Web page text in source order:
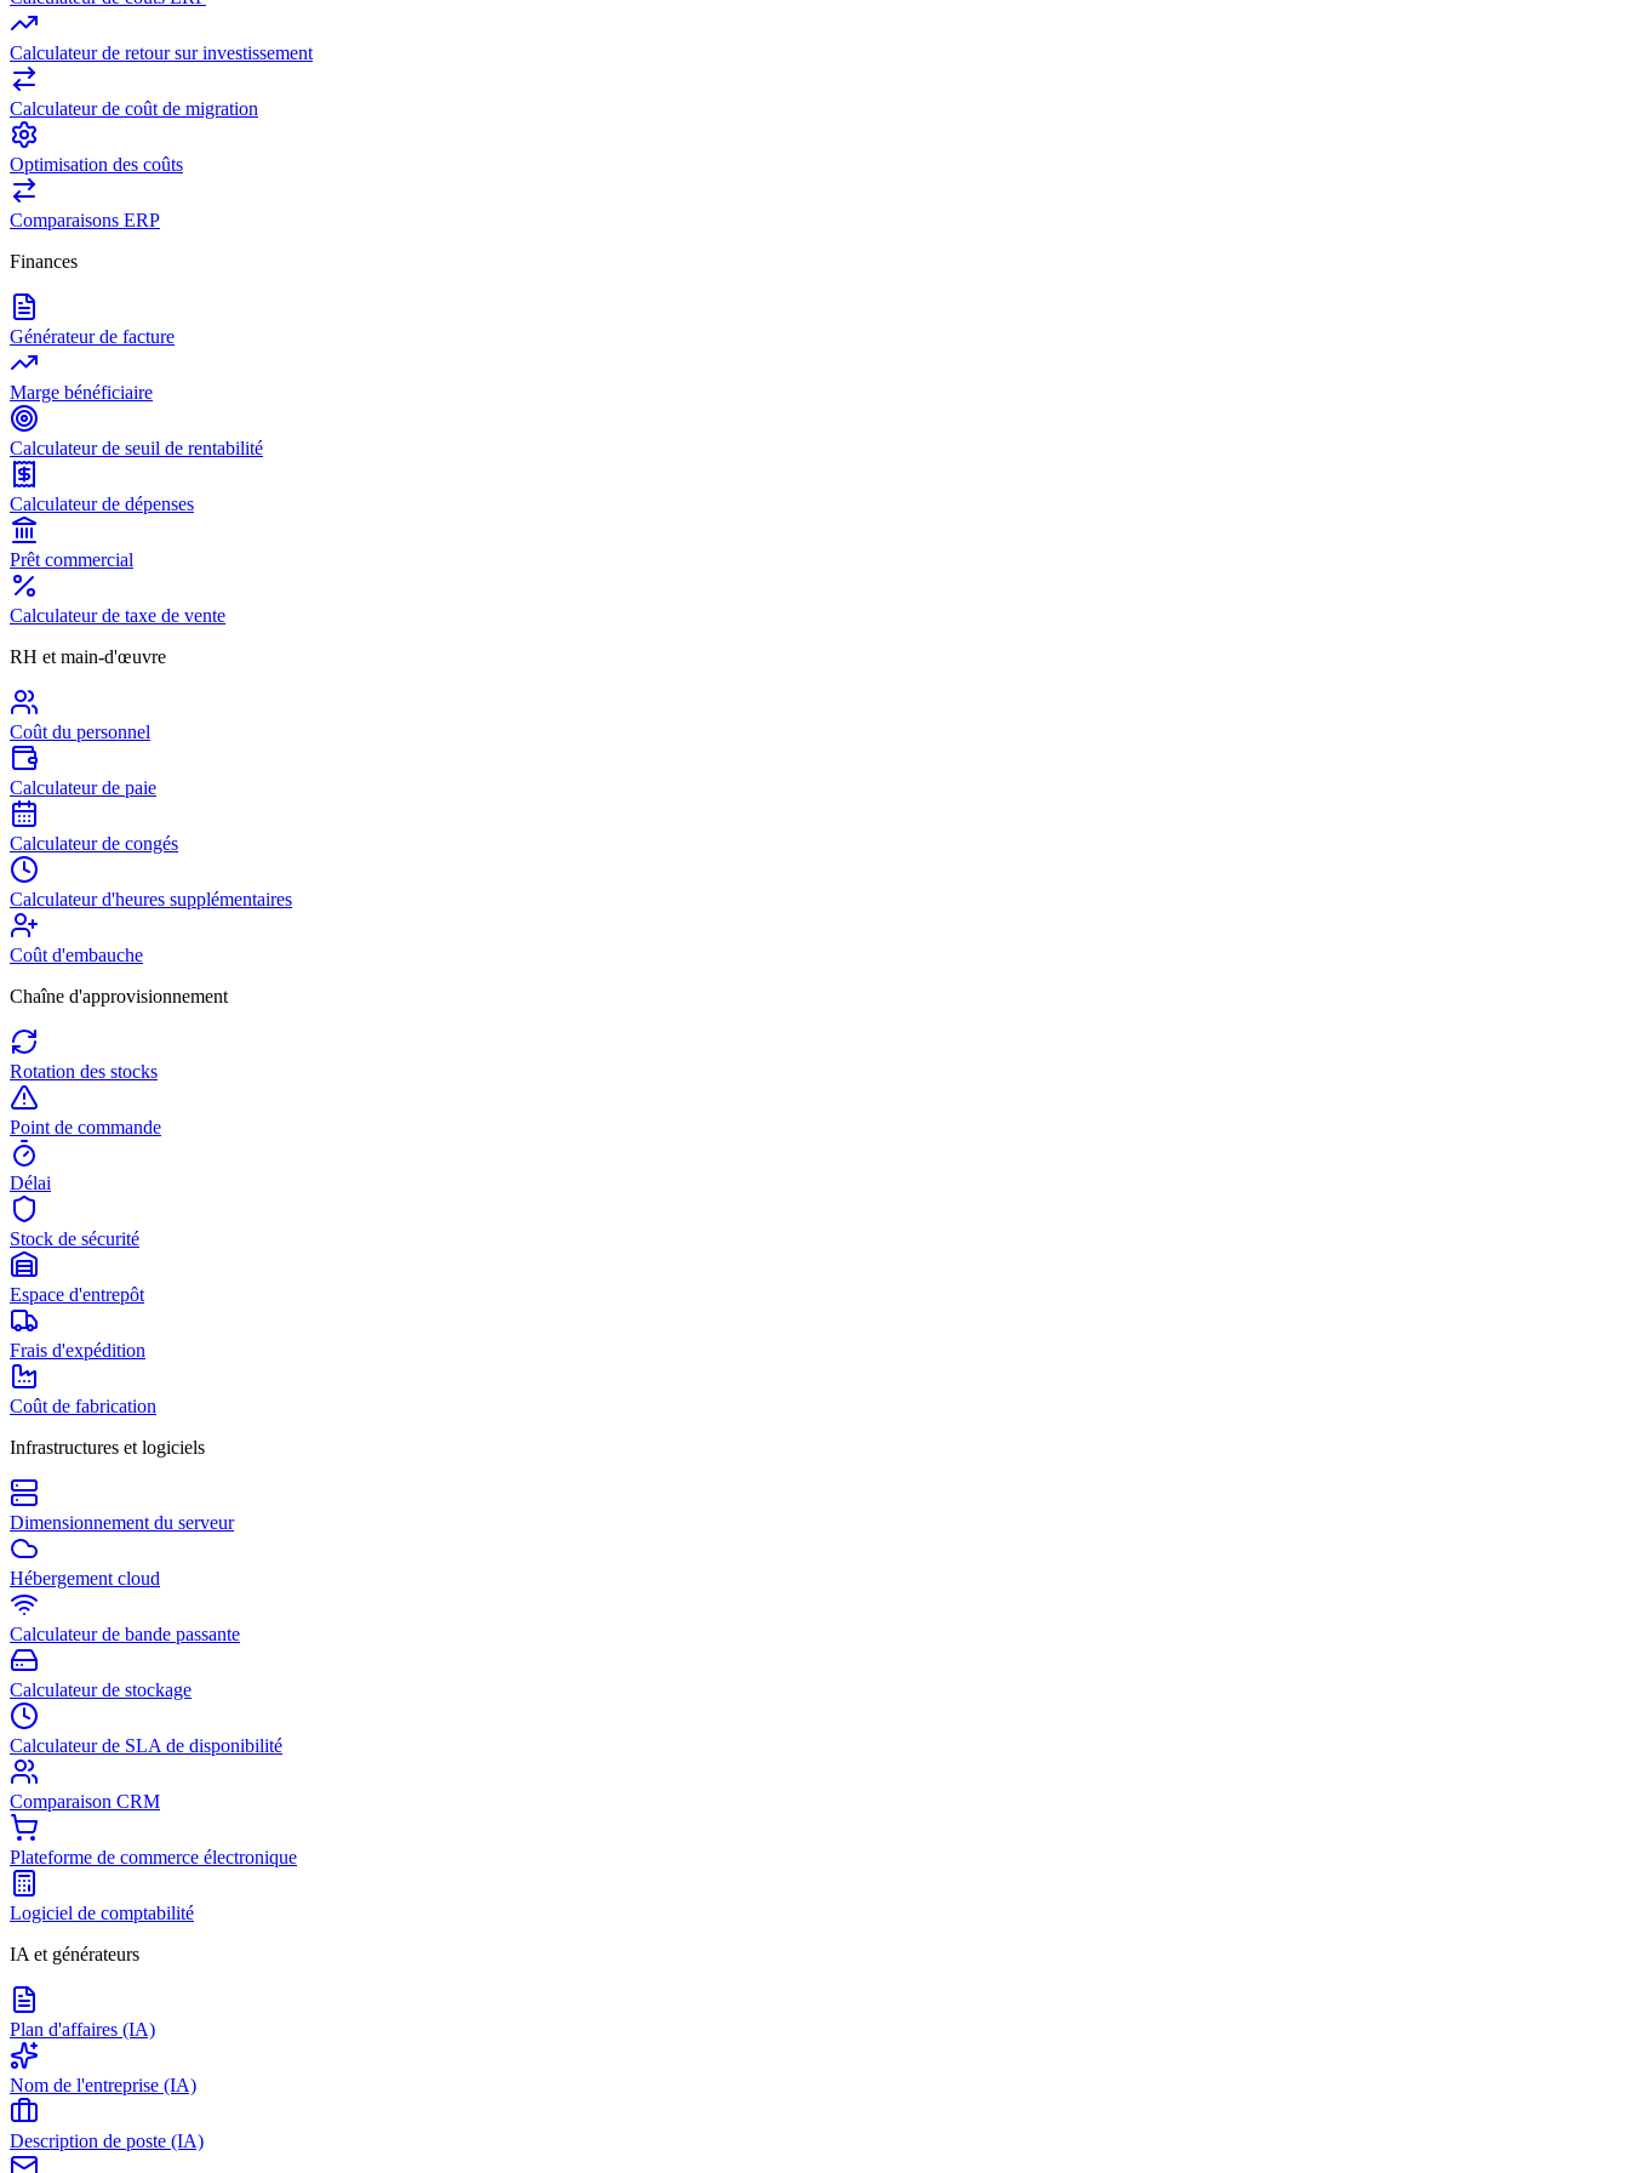
Calculateur de retour sur investissement
Calculateur de coût de migration
Optimisation des coûts
Comparaisons ERP
Finances
Générateur de facture
Marge bénéficiaire
Calculateur de seuil de rentabilité
Calculateur de dépenses
Prêt commercial
Calculateur de taxe de vente
RH et main-d'œuvre
Coût du personnel
Calculateur de paie
Calculateur de congés
Calculateur d'heures supplémentaires
Coût d'embauche
Chaîne d'approvisionnement
Rotation des stocks
Point de commande
Délai
Stock de sécurité
Espace d'entrepôt
Frais d'expédition
Coût de fabrication
Infrastructures et logiciels
Dimensionnement du serveur
Hébergement cloud
Calculateur de bande passante
Calculateur de stockage
Calculateur de SLA de disponibilité
Comparaison CRM
Plateforme de commerce électronique
Logiciel de comptabilité
IA et générateurs
Plan d'affaires (IA)
Nom de l'entreprise (IA)
Description de poste (IA)